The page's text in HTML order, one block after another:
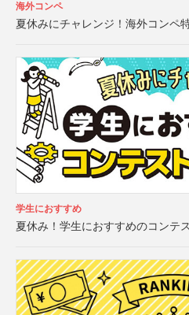
海外コンペ
夏休みにチャレンジ！海外コンペ
学生におすすめ
夏休み！学生におすすめのコンテ